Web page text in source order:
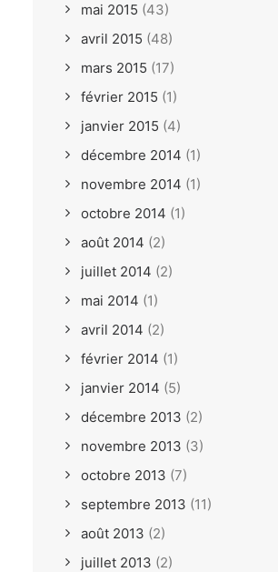
mai 2015 (43)
avril 2015 (48)
mars 2015 (17)
février 2015 (1)
janvier 2015 (4)
décembre 2014 (1)
novembre 2014 (1)
octobre 2014 (1)
août 2014 (2)
juillet 2014 (2)
mai 2014 (1)
avril 2014 (2)
février 2014 (1)
janvier 2014 (5)
décembre 2013 (2)
novembre 2013 (3)
octobre 2013 (7)
septembre 2013 (11)
août 2013 (2)
juillet 2013 (2)